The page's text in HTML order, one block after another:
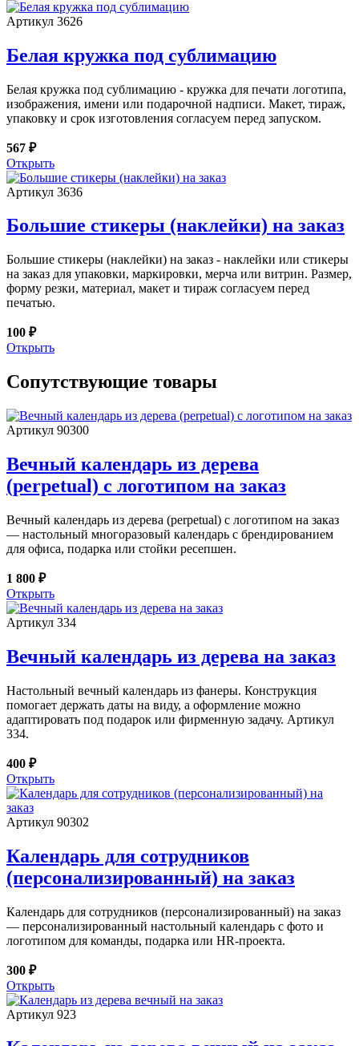
Артикул 3626
Белая кружка под сублимацию
Белая кружка под сублимацию - кружка для печати логотипа,
изображения, имени или подарочной надписи. Макет, тираж,
упаковку и срок изготовления согласуем перед запуском.
567 ₽
Открыть
Артикул 3636
Большие стикеры (наклейки) на заказ
Большие стикеры (наклейки) на заказ - наклейки или стикеры
на заказ для упаковки, маркировки, мерча или витрин. Размер,
форму резки, материал, макет и тираж согласуем перед
печатью.
100 ₽
Открыть
Сопутствующие товары
Артикул 90300
Вечный календарь из дерева
(perpetual) с логотипом на заказ
Вечный календарь из дерева (perpetual) с логотипом на заказ
— настольный многоразовый календарь с брендированием
для офиса, подарка или стойки ресепшен.
1 800 ₽
Открыть
Артикул 334
Вечный календарь из дерева на заказ
Настольный вечный календарь из фанеры. Конструкция
помогает держать даты на виду, а оформление можно
адаптировать под подарок или фирменную задачу. Артикул
334.
400 ₽
Открыть
Артикул 90302
Календарь для сотрудников
(персонализированный) на заказ
Календарь для сотрудников (персонализированный) на заказ
— персонализированный настольный календарь с фото и
логотипом для команды, подарка или HR-проекта.
300 ₽
Открыть
Артикул 923